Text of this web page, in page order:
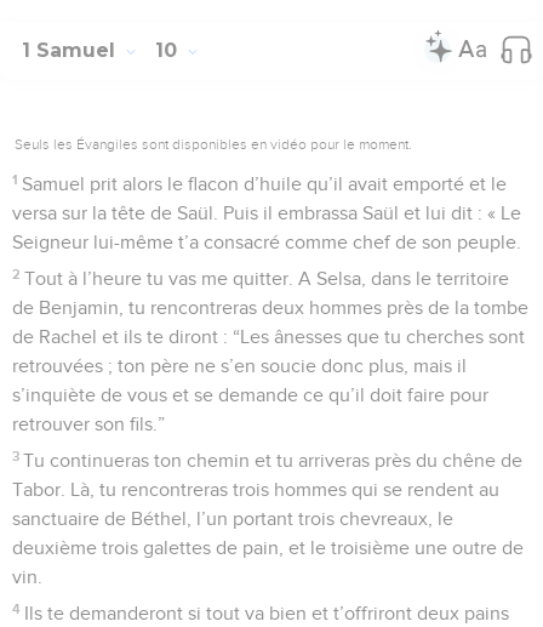
1 Samuel 10
Seuls les Évangiles sont disponibles en vidéo pour le moment.
1 Samuel prit alors le flacon d’huile qu’il avait emporté et le
versa sur la tête de Saül. Puis il embrassa Saül et lui dit : « Le
Seigneur lui-même t’a consacré comme chef de son peuple.
2 Tout à l’heure tu vas me quitter. A Selsa, dans le territoire
de Benjamin, tu rencontreras deux hommes près de la tombe
de Rachel et ils te diront : “Les ânesses que tu cherches sont
retrouvées ; ton père ne s’en soucie donc plus, mais il
s’inquiète de vous et se demande ce qu’il doit faire pour
retrouver son fils.”
3 Tu continueras ton chemin et tu arriveras près du chêne de
Tabor. Là, tu rencontreras trois hommes qui se rendent au
sanctuaire de Béthel, l’un portant trois chevreaux, le
deuxième trois galettes de pain, et le troisième une outre de
vin.
4 Ils te demanderont si tout va bien et t’offriront deux pains